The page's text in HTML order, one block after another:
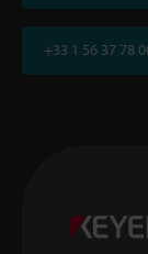
+33 1 56 37 78